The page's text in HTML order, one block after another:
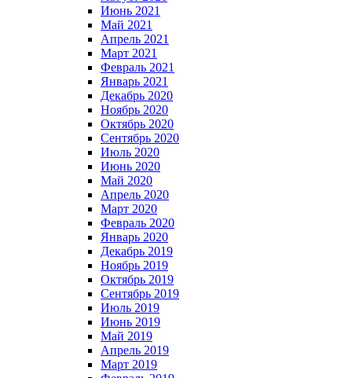
Июнь 2021
Май 2021
Апрель 2021
Март 2021
Февраль 2021
Январь 2021
Декабрь 2020
Ноябрь 2020
Октябрь 2020
Сентябрь 2020
Июль 2020
Июнь 2020
Май 2020
Апрель 2020
Март 2020
Февраль 2020
Январь 2020
Декабрь 2019
Ноябрь 2019
Октябрь 2019
Сентябрь 2019
Июль 2019
Июнь 2019
Май 2019
Апрель 2019
Март 2019